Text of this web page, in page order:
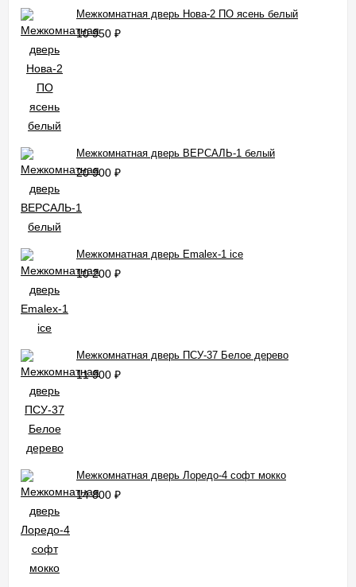
Межкомнатная дверь Нова-2 ПО ясень белый
10 950 ₽
Межкомнатная дверь ВЕРСАЛЬ-1 белый
20 900 ₽
Межкомнатная дверь Emalex-1 ice
10 200 ₽
Межкомнатная дверь ПСУ-37 Белое дерево
11 900 ₽
Межкомнатная дверь Лоредо-4 софт мокко
14 800 ₽